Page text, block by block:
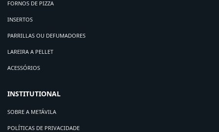
FORNOS DE PIZZA
INSERTOS
PARRILLAS OU DEFUMADORES
LAREIRA A PELLET
ACESSÓRIOS
INSTITUTIONAL
SOBRE A METÁVILA
POLÍTICAS DE PRIVACIDADE